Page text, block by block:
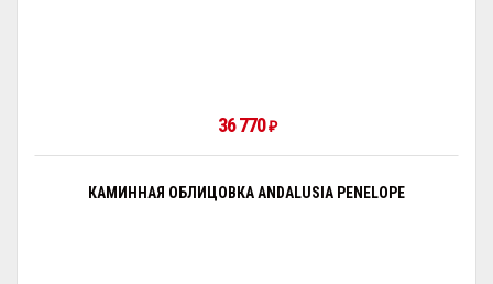
36 770₽
КАМИННАЯ ОБЛИЦОВКА ANDALUSIA PENELOPE